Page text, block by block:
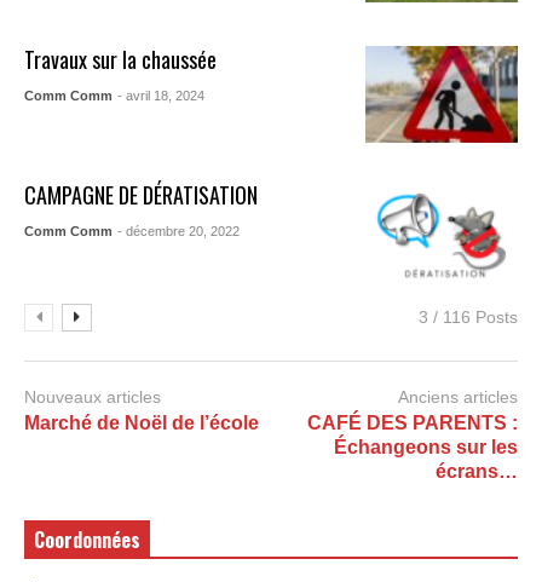
Travaux sur la chaussée
Comm Comm - avril 18, 2024
CAMPAGNE DE DÉRATISATION
Comm Comm - décembre 20, 2022
3 / 116 Posts
Nouveaux articles
Marché de Noël de l’école
Anciens articles
CAFÉ DES PARENTS :
Échangeons sur les
écrans…
Coordonnées